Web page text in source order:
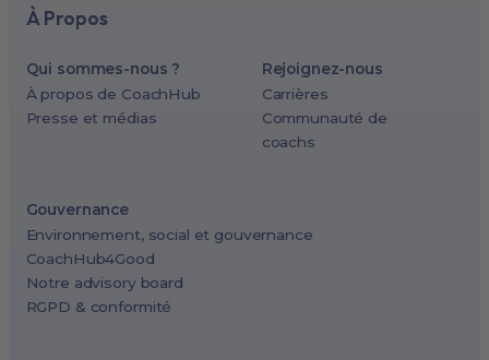
À Propos
Qui sommes-nous ?
À propos de CoachHub
Presse et médias
Rejoignez-nous
Carrières
Communauté de
coachs
Gouvernance
Environnement, social et gouvernance
CoachHub4Good
Notre advisory board
RGPD & conformité